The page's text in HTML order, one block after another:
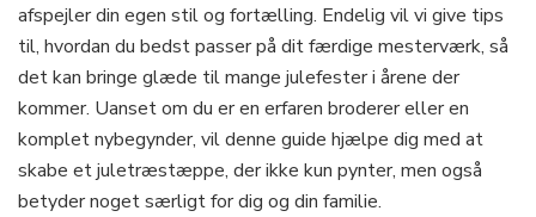
afspejler din egen stil og fortælling. Endelig vil vi give tips
til, hvordan du bedst passer på dit færdige mesterværk, så
det kan bringe glæde til mange julefester i årene der
kommer. Uanset om du er en erfaren broderer eller en
komplet nybegynder, vil denne guide hjælpe dig med at
skabe et juletræstæppe, der ikke kun pynter, men også
betyder noget særligt for dig og din familie.